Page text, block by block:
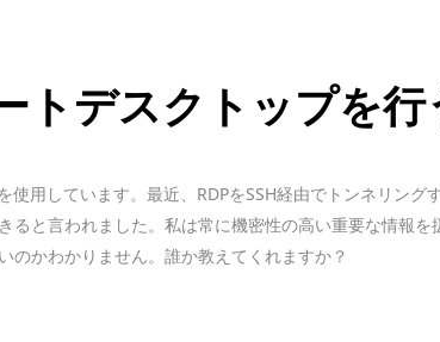
トデスクトップを
使用しています。最近、RDPをSSH経由でトンネリング
ると言われました。私は常に機密性の高い重要な情報
のかわかりません。誰か教えてくれますか？